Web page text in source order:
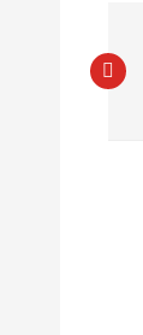
P
o